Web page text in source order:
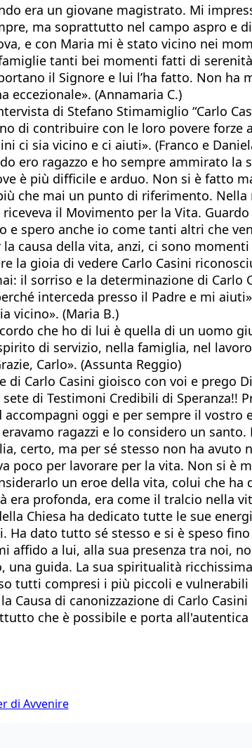
era un giovane magistrato. Mi
ma soprattutto nel campo aspro e
e con Maria mi è stato vicino nei
tanti bei momenti fatti di
il Signore e lui l’ha fatto. Non ha
eccezionale». (Annamaria C.)
di Stefano Stimamiglio “Carlo
di contribuire con le loro povere
ci sia vicino e ci aiuti». (Franco e
ero ragazzo e ho sempre ammirato
è più difficile e arduo. Non si è fatto
che mai un punto di riferimento.
riceveva il Movimento per la Vita.
e spero anche io come tanti altri che
causa della vita, anzi, ci sono
la gioia di vedere Carlo Casini
il sorriso e la determinazione di
interceda presso il Padre e mi
vicino». (Maria B.)
che ho di lui è quella di un uomo
di servizio, nella famiglia, nel
Carlo». (Assunta Reggio)
di Carlo Casini gioisco con voi e prego
di Testimoni Credibili di Speranza!!
accompagni oggi e per sempre il vostro
ragazzi e lo considero un
certo, ma per sé stesso non ha
poco per lavorare per la vita. Non si è
un eroe della vita, colui che
era profonda, era come il tralcio nella
Chiesa ha dedicato tutte le sue
dato tutto sé stesso e si è speso
affido a lui, alla sua presenza tra noi,
una guida. La sua spiritualità
tutti compresi i più piccoli e
Causa di canonizzazione di Carlo
che è possibile e porta
di Avvenire